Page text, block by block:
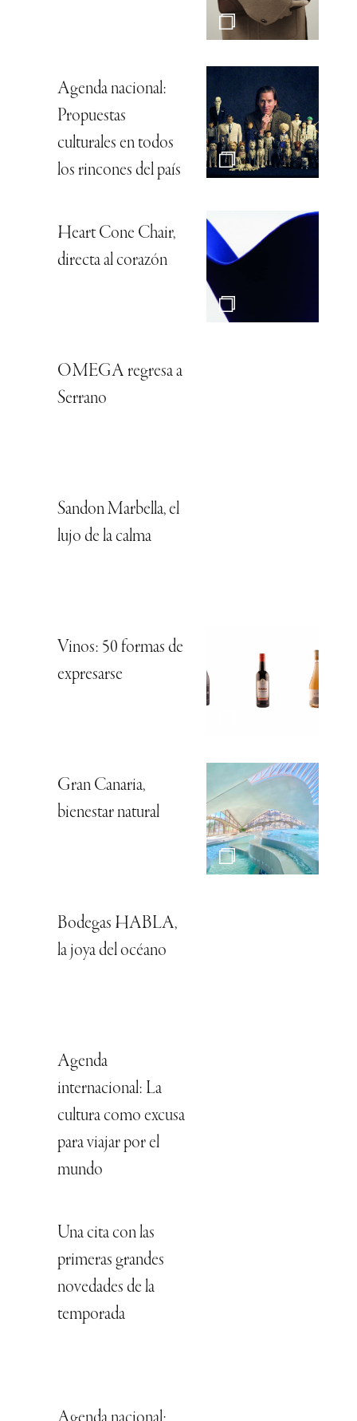
Agenda nacional:
Propuestas
culturales en todos
los rincones del país
Heart Cone Chair,
directa al corazón
OMEGA regresa a
Serrano
Sandon Marbella, el
lujo de la calma
Vinos: 50 formas de
expresarse
Gran Canaria,
bienestar natural
Bodegas HABLA,
la joya del océano
Agenda
internacional: La
cultura como excusa
para viajar por el
mundo
Una cita con las
primeras grandes
novedades de la
temporada